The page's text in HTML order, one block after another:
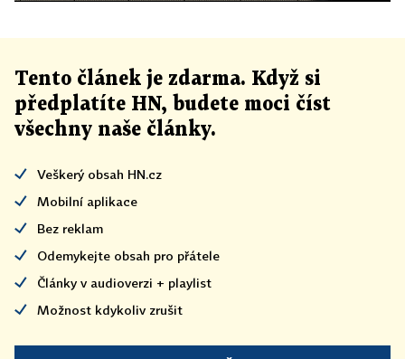
Tento článek je zdarma. Když si
předplatíte HN, budete moci číst
všechny naše články.
Veškerý obsah HN.cz
Mobilní aplikace
Bez reklam
Odemykejte obsah pro přátele
Články v audioverzi + playlist
Možnost kdykoliv zrušit